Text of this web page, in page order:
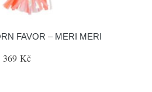
FAVOR – MERI MERI
369 Kč